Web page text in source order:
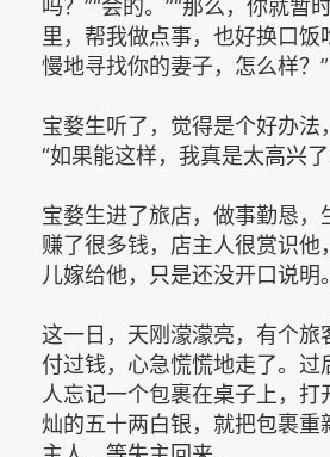
吗？”“会的。”“那么，你就暂
里，帮我做点事，也好换口饭
慢地寻找你的妻子，怎么样？”
宝婺生听了，觉得是个好办法
“如果能这样，我真是太高兴了
宝婺生进了旅店，做事勤恳，
赚了很多钱，店主人很赏识他
儿嫁给他，只是还没开口说明。
这一日，天刚濛濛亮，有个旅
付过钱，心急慌慌地走了。过
人忘记一个包裹在桌子上，打
灿的五十两白银，就把包裹重